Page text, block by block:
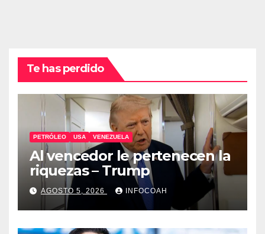
Te has perdido
PETRÓLEO USA VENEZUELA
Al vencedor le pertenecen la
riquezas – Trump
AGOSTO 5, 2026 INFOCOAH